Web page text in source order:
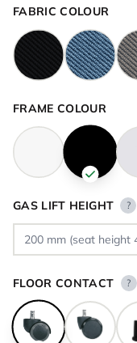
FABRIC COLOUR
FRAME COLOUR
GAS LIFT HEIGHT ?
FLOOR CONTACT ?